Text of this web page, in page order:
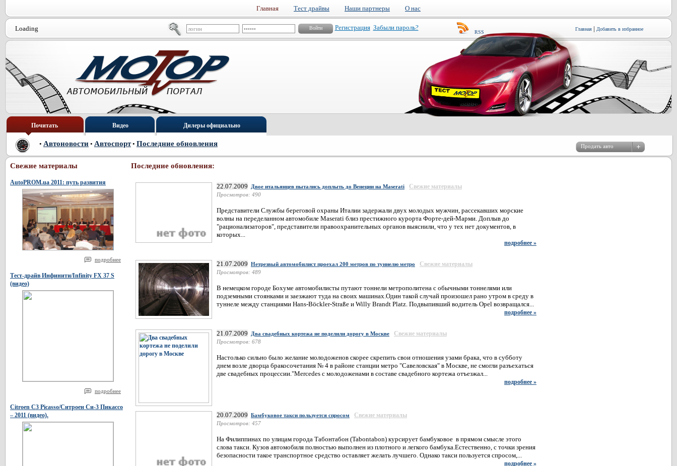
Главная Тест драйвы Наши партнеры О нас
Loading Регистрация Забыли пароль?
RSS
Главная| Добавить в избранное
Почитать Видео Дилеры официально
• Автоновости • Автоспорт• Последние обновления
Свежие материалы
AutoPROM.ua 2011: путь развития
подробнее
Тест-драйв Инфинити/Infinity FX 37 S
(видео)
подробнее
Citroen C3 Picasso/Ситроен Си-3 Пикассо
– 2011 (видео).
Последние обновления:
22.07.2009 Двое итальянцев пытались доплыть до Венеции на Maserati Свежие материалы
Просмотров: 490
Представители Службы береговой охраны Италии задержали двух молодых мужчин, рассекавших морские
волны на переделанном автомобиле Maserati близ престижного курорта Форте-дей-Марми. Доплыв до
"рационализаторов", представители правоохранительных органов выяснили, что у тех нет документов, в
которых...
подробнее »
21.07.2009 Нетрезвый автомобилист проехал 200 метров по туннелю метро Свежие материалы
Просмотров: 489
В немецком городе Бохуме автомобилисты путают тоннели метрополитена с обычными тоннелями или
подземными стоянками и заезжают туда на своих машинах.Один такой случай произошел рано утром в среду в
туннеле между станциями Hans-Böckler-Straße и Willy Brandt Platz. Подвыпивший водитель Opel возвращался...
подробнее »
21.07.2009 Два свадебных кортежа не поделили дорогу в Москве Свежие материалы
Просмотров: 678
Настолько сильно было желание молодоженов скорее скрепить свои отношения узами брака, что в субботу
днем возле дворца бракосочетания № 4 в районе станции метро "Савеловская" в Москве, не смогли разъехаться
две свадебных процессии."Mercedes с молодоженами в составе свадебного кортежа отъезжал...
подробнее »
20.07.2009 Бамбуковое такси пользуется спросом Свежие материалы
Просмотров: 457
На Филиппинах по улицам города Табонтабон (Tabontabon) курсирует бамбуковое в прямом смысле этого
слова такси. Кузов автомобиля полностью выполнен из плотного и легкого бамбука.Естественно, с точки зрения
безопасности такое транспортное средство оставляет желать лучшего. Однако такси пользуется спросом,...
подробнее »